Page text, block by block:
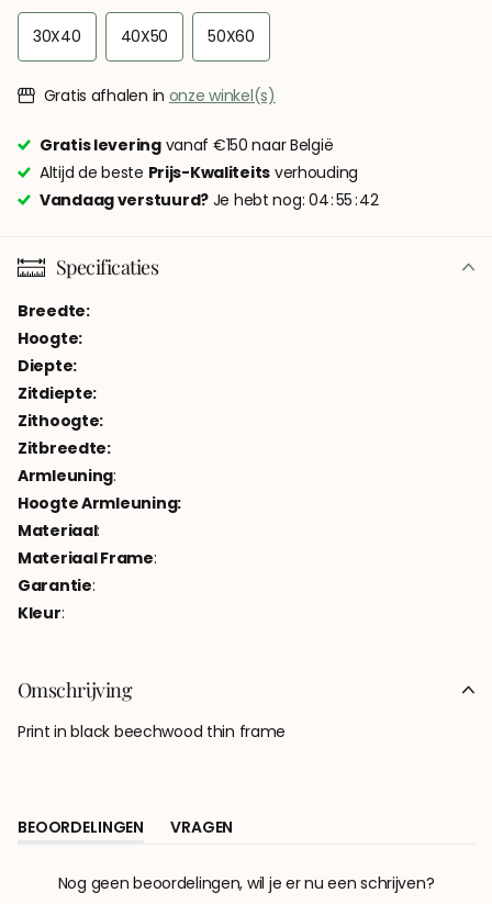
30X40 40X50 50X60
Gratis afhalen in onze winkel(s)
Gratis leveringvanaf €150 naar België
Altijd de beste Prijs-Kwaliteits verhouding
Vandaag verstuurd?Je hebt nog:04 55 42
Specificaties
Breedte:
Hoogte:
Diepte:
Zitdiepte:
Zithoogte:
Zitbreedte:
Armleuning:
Hoogte Armleuning:
Materiaal:
Materiaal Frame:
Garantie:
Kleur:
Omschrijving
Print in black beechwood thin frame
BEOORDELINGEN VRAGEN
Nog geen beoordelingen, wil je er nu een schrijven?